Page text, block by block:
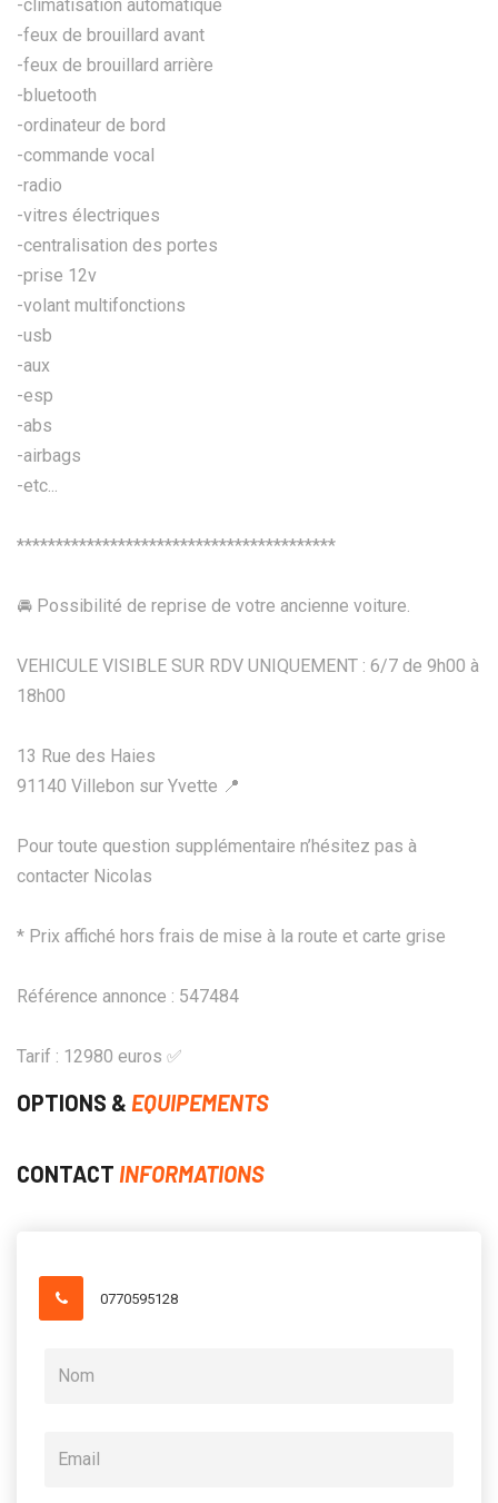
-climatisation automatique
-feux de brouillard avant
-feux de brouillard arrière
-bluetooth
-ordinateur de bord
-commande vocal
-radio
-vitres électriques
-centralisation des portes
-prise 12v
-volant multifonctions
-usb
-aux
-esp
-abs
-airbags
-etc...
*****************************************
🚘 Possibilité de reprise de votre ancienne voiture.
VEHICULE VISIBLE SUR RDV UNIQUEMENT : 6/7 de 9h00 à
18h00
13 Rue des Haies
91140 Villebon sur Yvette 📍
Pour toute question supplémentaire n’hésitez pas à
contacter Nicolas
* Prix affiché hors frais de mise à la route et carte grise
Référence annonce : 547484
Tarif : 12980 euros ✅
OPTIONS & EQUIPEMENTS
CONTACT INFORMATIONS
0770595128